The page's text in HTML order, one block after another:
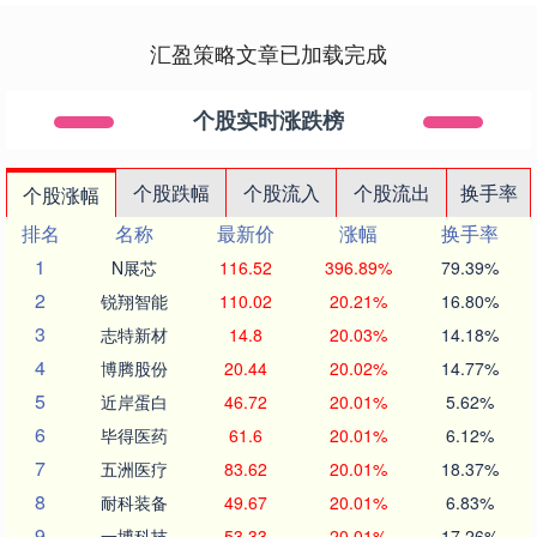
汇盈策略文章已加载完成
个股实时涨跌榜
个股涨幅 个股跌幅 个股流入 个股流出
换手率
排名
名称 最新价 涨幅
换手率
1
N展芯 116.52 396.89% 79.39%
2 锐翔智能 110.02 20.21% 16.80%
3 志特新材 14.8 20.03% 14.18%
4 博腾股份 20.44 20.02% 14.77%
5 近岸蛋白 46.72 20.01% 5.62%
6 毕得医药 61.6 20.01% 6.12%
7 五洲医疗 83.62 20.01% 18.37%
8 耐科装备 49.67 20.01% 6.83%